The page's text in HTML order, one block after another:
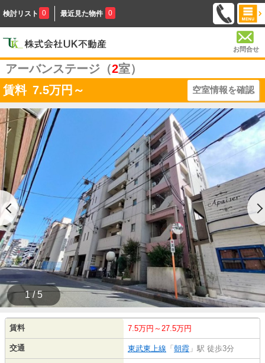
検討リスト 0 最近見た物件 0
お問合せ
アーバンステージ（2室）
賃料 7.5万円～ 空室情報を確認
1 / 5
賃料 7.5万円～27.5万円
交通 東武東上線 「 朝霞 」駅 徒歩3分